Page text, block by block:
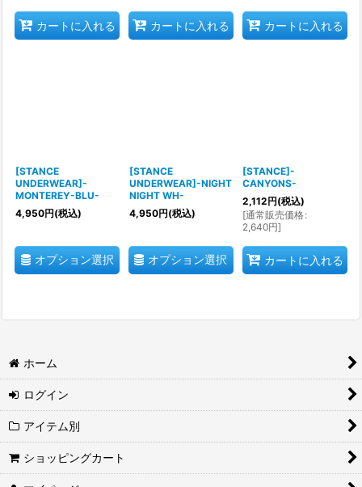
カートに入れる カートに入れる カートに入れる
[STANCE
UNDERWEAR]-
MONTEREY-BLU-
4,950円(税込)
オプション選択
[STANCE
UNDERWEAR]-NIGHT
NIGHT WH-
4,950円(税込)
オプション選択
[STANCE]-
CANYONS-
2,112円(税込)
[通常販売価格:
2,640円]
カートに入れる
ホーム
ログイン
アイテム別
ショッピングカート